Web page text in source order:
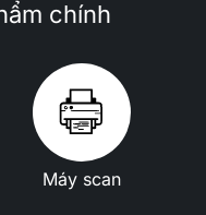
chính
Máy scan